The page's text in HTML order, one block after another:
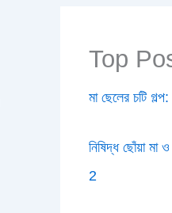
Top
মা ছেলের চটি
নিষিদ্ধ ছোঁয়া মা
2